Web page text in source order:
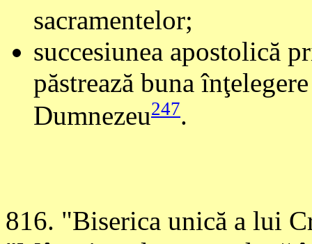
sacramentelor;
succesiunea apostolică
păstrează buna
Dumnezeu247.
816. "Biserica unică a lui